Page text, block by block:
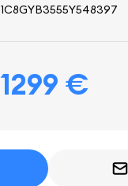
1C8GYB3555Y548397
1299 €